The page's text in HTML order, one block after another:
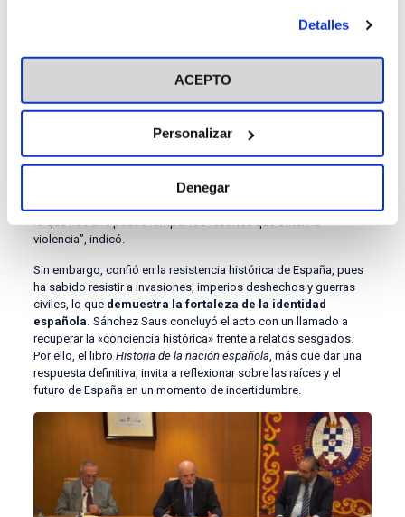
en el botón "Personalizar". Para más información puedes
visitar nuestra Política de Cookies
Detalles
ACEPTO
Personalizar
Denegar
plenamente esos territorios bajo un modelo estatal uniforme,
comunes”, advierte.
Finalmente, subrayó el periodo crítico entre 1790 y 1840:
“Laguerra de Independencia y las luchas
tercera fila dividido en dos Españas irreconciliables”. El
catedrático finalizó su intervención criticando la
«deconstrucción de la nación» por parte de intelectuales e
Estado de las Autonomías
lo que nos une puede romper los resortes que evitan la
violencia”, indicó.
Sin embargo, confió en la resistencia histórica de España, pues
ha sabido resistir a invasiones, imperios deshechos y guerras
civiles, lo que demuestra la fortaleza de la identidad
española. Sánchez Saus concluyó el acto con un llamado a
recuperar la «conciencia histórica» frente a relatos sesgados.
Por ello, el libro Historia de la nación española, más que dar una
respuesta definitiva, invita a reflexionar sobre las raíces y el
futuro de España en un momento de incertidumbre.